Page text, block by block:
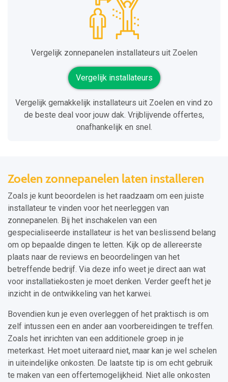
Vergelijk zonnepanelen installateurs uit Zoelen
Vergelijk installateurs
Vergelijk gemakkelijk installateurs uit Zoelen en vind zo
de beste deal voor jouw dak. Vrijblijvende offertes,
onafhankelijk en snel.
Zoelen zonnepanelen laten installeren
Zoals je kunt beoordelen is het raadzaam om een juiste
installateur te vinden voor het neerleggen van
zonnepanelen. Bij het inschakelen van een
gespecialiseerde installateur is het van beslissend belang
om op bepaalde dingen te letten. Kijk op de allereerste
plaats naar de reviews en beoordelingen van het
betreffende bedrijf. Via deze info weet je direct aan wat
voor installatiekosten je moet denken. Verder geeft het je
inzicht in de ontwikkeling van het karwei.
Bovendien kun je even overleggen of het praktisch is om
zelf intussen een en ander aan voorbereidingen te treffen.
Zoals het inrichten van een additionele groep in je
meterkast. Het moet uiteraard niet, maar kan je wel schelen
in uiteindelijke onkosten. De laatste tip is om echt gebruik
te maken van een offertemogelijkheid. Niet alle onkosten